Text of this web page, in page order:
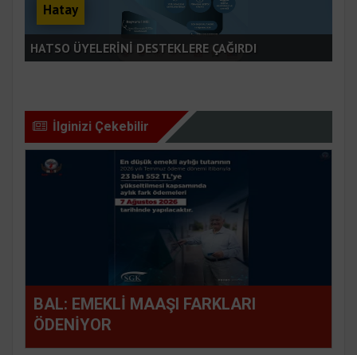
Hatay
HATSO ÜYELERİNİ DESTEKLERE ÇAĞIRDI
İlginizi Çekebilir
BAL: EMEKLİ MAAŞI FARKLARI
ÖDENİYOR